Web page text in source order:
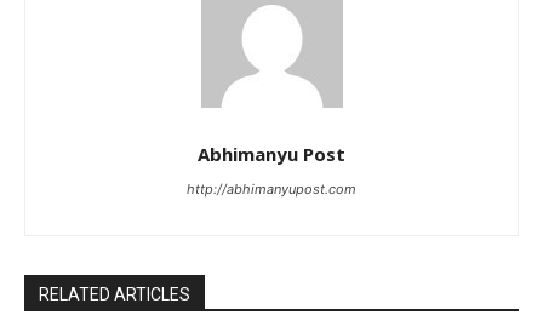
Abhimanyu Post
http://abhimanyupost.com
RELATED ARTICLES